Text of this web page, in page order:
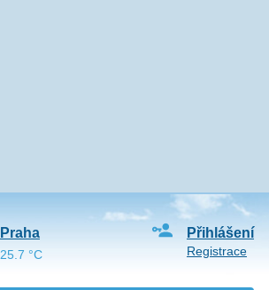
Přihlášení
Registrace
Praha
25.7 °C